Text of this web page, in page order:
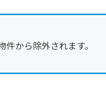
から除外されます。